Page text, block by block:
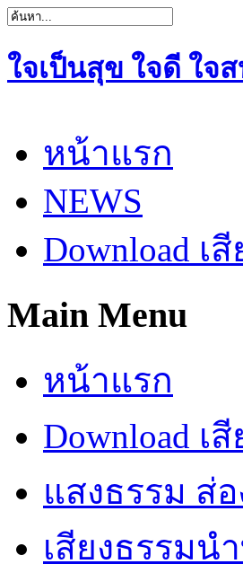
ใจเป็นสุข ใจดี ใจ
หน้าแรก
NEWS
Download เ
Main Menu
หน้าแรก
Download เ
แสงธรรม ส่อ
เสียงธรรมน